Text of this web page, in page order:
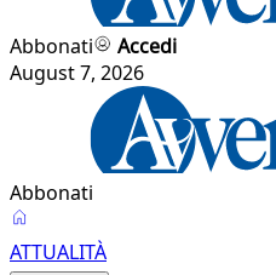
Abbonati
Accedi
August 7, 2026
Abbonati
ATTUALITÀ